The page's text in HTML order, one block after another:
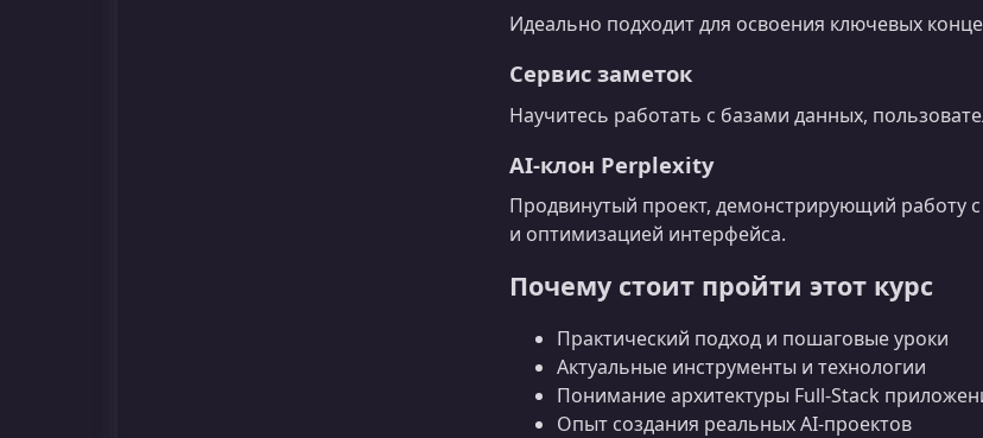
Идеально подходит для освоения ключевых
Сервис заметок
Научитесь работать с базами данных,
AI‑клон Perplexity
Продвинутый проект, демонстрирующий работу
и оптимизацией интерфейса.
Почему стоит пройти этот курс
Практический подход и пошаговые уроки
Актуальные инструменты и технологии
Понимание архитектуры Full-Stack
Опыт создания реальных AI‑проектов